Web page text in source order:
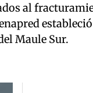
al
Maule Sur.